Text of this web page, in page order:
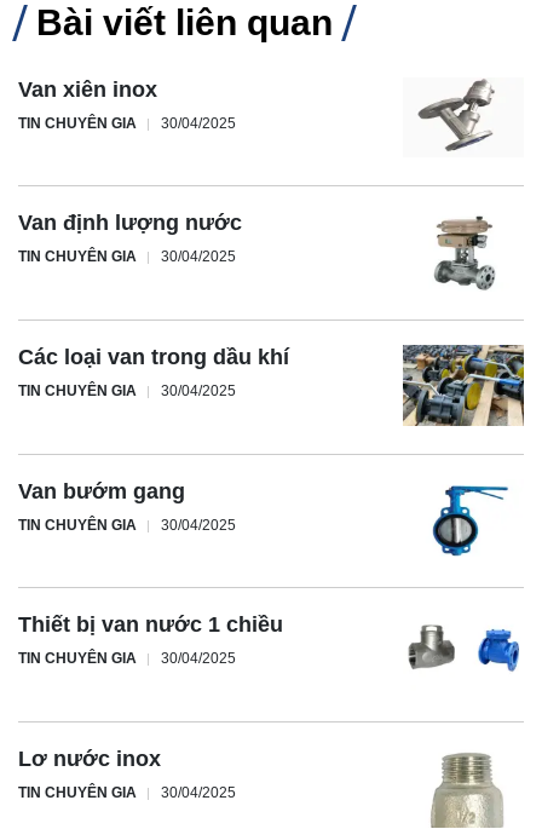
Bài viết liên quan
Van xiên inox
TIN CHUYÊN GIA 30/04/2025
Van định lượng nước
TIN CHUYÊN GIA 30/04/2025
Các loại van trong dầu khí
TIN CHUYÊN GIA 30/04/2025
Van bướm gang
TIN CHUYÊN GIA 30/04/2025
Thiết bị van nước 1 chiều
TIN CHUYÊN GIA 30/04/2025
Lơ nước inox
TIN CHUYÊN GIA 30/04/2025